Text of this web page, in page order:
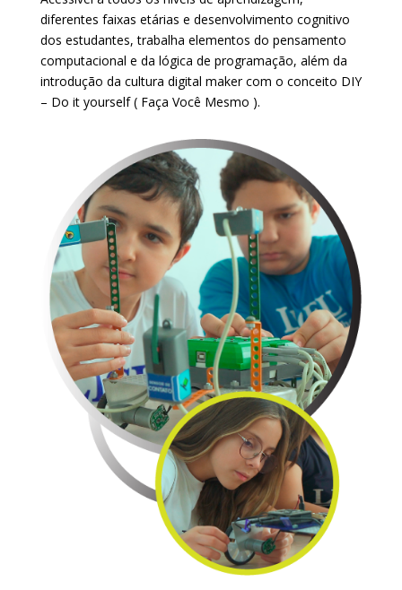
diferentes faixas etárias e desenvolvimento cognitivo
dos estudantes, trabalha elementos do pensamento
computacional e da lógica de programação, além da
introdução da cultura digital maker com o conceito DIY
– Do it yourself ( Faça Você Mesmo ).